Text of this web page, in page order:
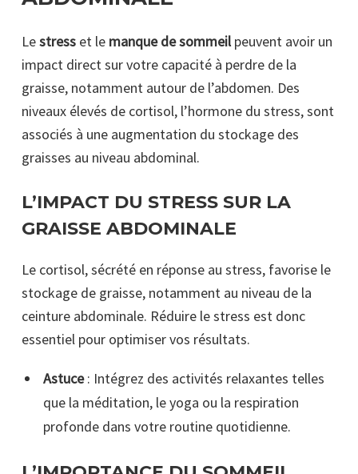
Lestress et le manque de sommeilpeuvent avoir un
impact direct sur votre capacité à perdre de la
graisse, notamment autour de l’abdomen. Des
niveaux élevés de cortisol, l’hormone du stress, sont
associés à une augmentation du stockage des
graisses au niveau abdominal.
L’IMPACT DU STRESS SUR LA
GRAISSE ABDOMINALE
Le cortisol, sécrété en réponse au stress, favorise le
stockage de graisse, notamment au niveau de la
ceinture abdominale. Réduire le stress est donc
essentiel pour optimiser vos résultats.
Astuce: Intégrez des activités relaxantes telles
que la méditation, le yoga ou la respiration
profonde dans votre routine quotidienne.